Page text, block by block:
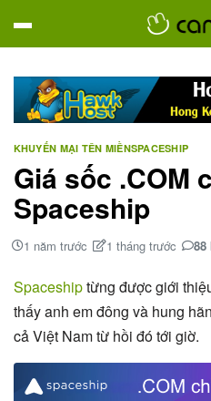
KHUYẾN MẠI TÊN MIỀNSPACESHIP
Giá sốc .COM
Spaceship
1 năm trước 1 tháng trước 88
Spaceshiptừng được giới
thấy anh em đông và hung
cả Việt Nam từ hồi đó tới giờ.